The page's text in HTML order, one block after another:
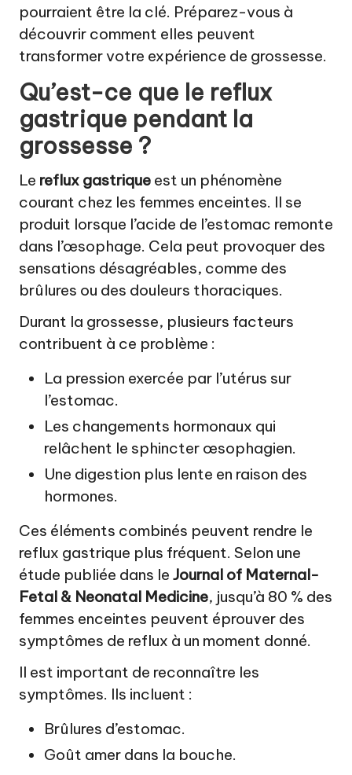
pourraient être la clé. Préparez-vous à
découvrir comment elles peuvent
transformer votre expérience de grossesse.
Qu’est-ce que le reflux
gastrique pendant la
grossesse ?
Le reflux gastrique est un phénomène
courant chez les femmes enceintes. Il se
produit lorsque l’acide de l’estomac remonte
dans l’œsophage. Cela peut provoquer des
sensations désagréables, comme des
brûlures ou des douleurs thoraciques.
Durant la grossesse, plusieurs facteurs
contribuent à ce problème :
La pression exercée par l’utérus sur
l’estomac.
Les changements hormonaux qui
relâchent le sphincter œsophagien.
Une digestion plus lente en raison des
hormones.
Ces éléments combinés peuvent rendre le
reflux gastrique plus fréquent. Selon une
étude publiée dans le Journal of Maternal-
Fetal & Neonatal Medicine, jusqu’à 80 % des
femmes enceintes peuvent éprouver des
symptômes de reflux à un moment donné.
Il est important de reconnaître les
symptômes. Ils incluent :
Brûlures d’estomac.
Goût amer dans la bouche.